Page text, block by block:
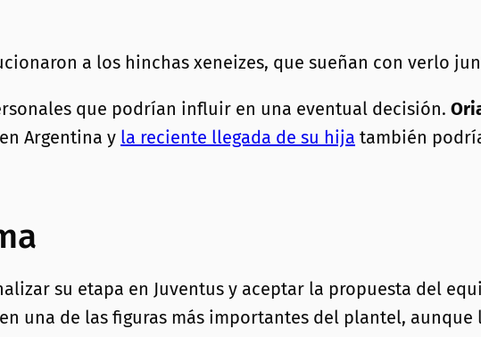
a los hinchas xeneizes, que sueñan con verlo
que podrían influir en una eventual decisión.
Argentina y la reciente llegada de su hija también
su etapa en Juventus y aceptar la propuesta del
una de las figuras más importantes del plantel,